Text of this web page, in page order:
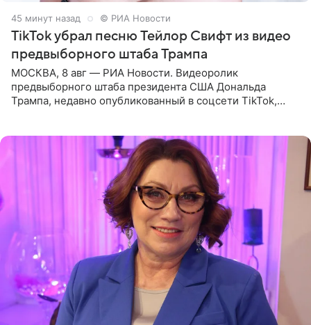
45 минут назад © РИА Новости
TikTok убрал песню Тейлор Свифт из видео
предвыборного штаба Трампа
МОСКВА, 8 авг — РИА Новости. Видеоролик
предвыборного штаба президента США Дональда
Трампа, недавно опубликованный в соцсети TikTok,